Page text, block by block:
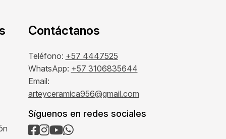
Contáctanos
Teléfono: +57 4447525
WhatsApp: +57 3106835644
Email:
arteyceramica956@gmail.com
Síguenos en redes sociales